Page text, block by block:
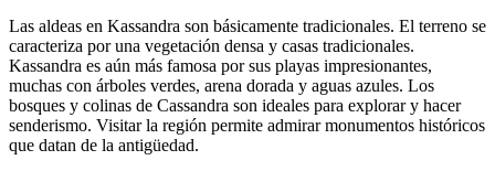
Las aldeas en Kassandra son básicamente tradicionales. El terreno se
caracteriza por una vegetación densa y casas tradicionales.
Kassandra es aún más famosa por sus playas impresionantes,
muchas con árboles verdes, arena dorada y aguas azules. Los
bosques y colinas de Cassandra son ideales para explorar y hacer
senderismo. Visitar la región permite admirar monumentos históricos
que datan de la antigüedad.